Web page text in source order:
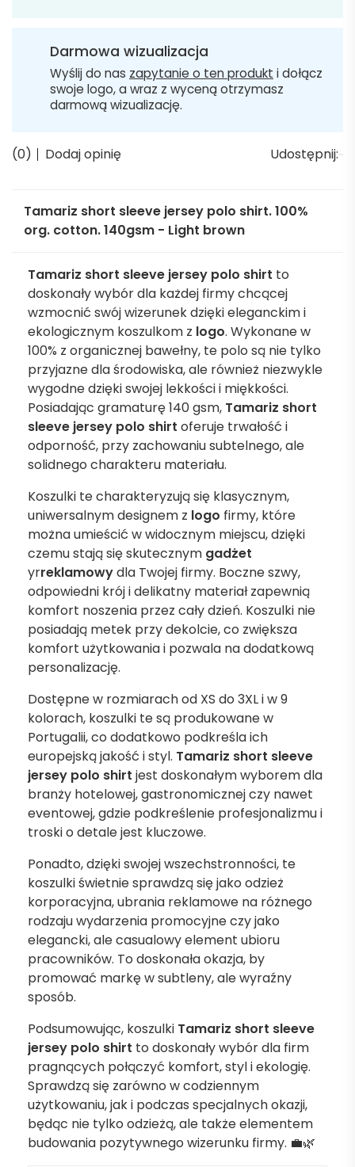
Darmowa wizualizacja
Wyślij do nas zapytanie o ten produkt i dołącz
swoje logo, a wraz z wyceną otrzymasz
darmową wizualizację.
(0) Dodaj opinię Udostępnij:
Tamariz short sleeve jersey polo shirt. 100%
org. cotton. 140gsm - Light brown
Tamariz short sleeve jersey polo shirt to
doskonały wybór dla każdej firmy chcącej
wzmocnić swój wizerunek dzięki eleganckim i
ekologicznym koszulkom z logo. Wykonane w
100% z organicznej bawełny, te polo są nie tylko
przyjazne dla środowiska, ale również niezwykle
wygodne dzięki swojej lekkości i miękkości.
Posiadając gramaturę 140 gsm, Tamariz short
sleeve jersey polo shirt oferuje trwałość i
odporność, przy zachowaniu subtelnego, ale
solidnego charakteru materiału.
Koszulki te charakteryzują się klasycznym,
uniwersalnym designem z logo firmy, które
można umieścić w widocznym miejscu, dzięki
czemu stają się skutecznym gadżet
yrreklamowydla Twojej firmy. Boczne szwy,
odpowiedni krój i delikatny materiał zapewnią
komfort noszenia przez cały dzień. Koszulki nie
posiadają metek przy dekolcie, co zwiększa
komfort użytkowania i pozwala na dodatkową
personalizację.
Dostępne w rozmiarach od XS do 3XL i w 9
kolorach, koszulki te są produkowane w
Portugalii, co dodatkowo podkreśla ich
europejską jakość i styl. Tamariz short sleeve
jersey polo shirt jest doskonałym wyborem dla
branży hotelowej, gastronomicznej czy nawet
eventowej, gdzie podkreślenie profesjonalizmu i
troski o detale jest kluczowe.
Ponadto, dzięki swojej wszechstronności, te
koszulki świetnie sprawdzą się jako odzież
korporacyjna, ubrania reklamowe na różnego
rodzaju wydarzenia promocyjne czy jako
elegancki, ale casualowy element ubioru
pracowników. To doskonała okazja, by
promować markę w subtleny, ale wyraźny
sposób.
Podsumowując, koszulki Tamariz short sleeve
jersey polo shirt to doskonały wybór dla firm
pragnących połączyć komfort, styl i ekologię.
Sprawdzą się zarówno w codziennym
użytkowaniu, jak i podczas specjalnych okazji,
będąc nie tylko odzieżą, ale także elementem
budowania pozytywnego wizerunku firmy. 💼🌿